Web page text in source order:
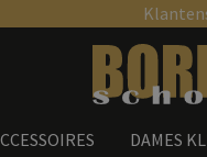
DAMES